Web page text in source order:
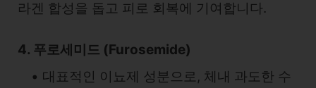
라겐 합성을 돕고 피로 회복에 기여합니다.
4. 푸로세미드 (Furosemide)
• 대표적인 이뇨제 성분으로, 체내 과도한 수